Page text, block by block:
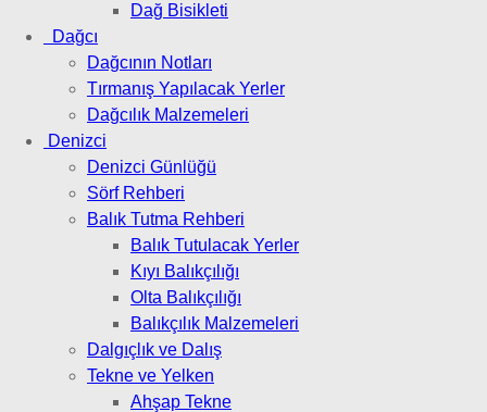
Dağ Bisikleti
Dağcı
Dağcının Notları
Tırmanış Yapılacak Yerler
Dağcılık Malzemeleri
Denizci
Denizci Günlüğü
Sörf Rehberi
Balık Tutma Rehberi
Balık Tutulacak Yerler
Kıyı Balıkçılığı
Olta Balıkçılığı
Balıkçılık Malzemeleri
Dalgıçlık ve Dalış
Tekne ve Yelken
Ahşap Tekne